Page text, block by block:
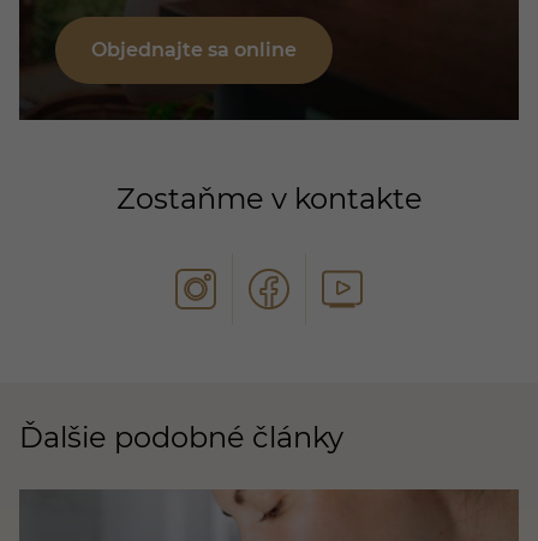
Objednajte sa online
Zostaňme v kontakte
Ďalšie podobné články